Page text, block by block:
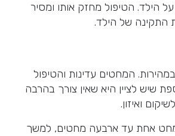
הילד. הטיפול מחזק אותו ומסיר
התקינה של הילד.
המחטים עדינות והטיפול
שיש לציין היא שאין צורך בהרבה
ואיזון.
מחט אחת עד ארבעה מחטים, למשך